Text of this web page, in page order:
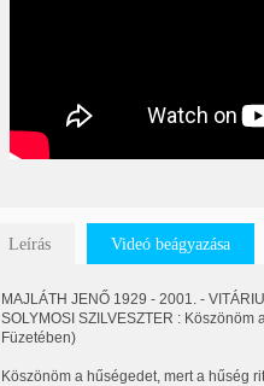
Leírás Videó beágyazása
MAJLÁTH JENŐ 1929 - 2001. -
SOLYMOSI SZILVESZTER : Köszönöm
Füzetében)
Köszönöm a hűségedet, mert a hűség